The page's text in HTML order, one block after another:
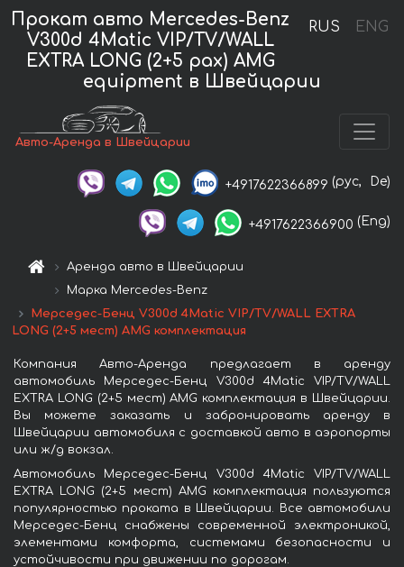
RUS ENG
Прокат авто Mercedes-Benz
V300d 4Matic VIP/TV/WALL
EXTRA LONG (2+5 pax) AMG
equipment в Швейцарии
Авто-Аренда в Швейцарии
+4917622366899 (рус, De)
+4917622366900 (Eng)
Аренда авто в Швейцарии
Марка Mercedes-Benz
Мерседес-Бенц V300d 4Matic VIP/TV/WALL EXTRA
LONG (2+5 мест) AMG комплектация
Компания Авто-Аренда предлагает в аренду
автомобиль Мерседес-Бенц V300d 4Matic VIP/TV/WALL
EXTRA LONG (2+5 мест) AMG комплектация в Швейцарии.
Вы можете заказать и забронировать аренду в
Швейцарии автомобиля с доставкой авто в аэропорты
или ж/д вокзал.
Автомобиль Мерседес-Бенц V300d 4Matic VIP/TV/WALL
EXTRA LONG (2+5 мест) AMG комплектация пользуются
популярностью проката в Швейцарии. Все автомобили
Мерседес-Бенц снабжены современной электроникой,
элементами комфорта, системами безопасности и
устойчивости при движении по дорогам.